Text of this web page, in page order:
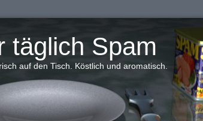
täglich Spam
auf den Tisch. Köstlich und aromatisch.